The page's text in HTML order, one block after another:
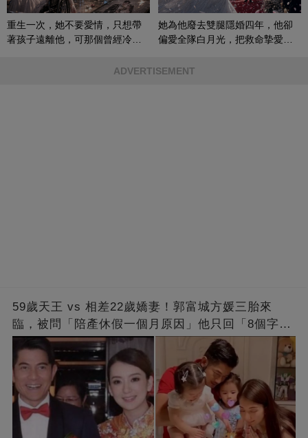
重生一次，她不要愛情，只想帶
著孩子遠離他，可那個曾經冷漠
她為他廢去雙腿隱婚四年，他卻
偏愛全隊白月光，把救命摯愛當
ADVERTISEMENT
59歲天王 vs 相差22歲嬌妻！郭富城方媛三胎來
臨，被問「陪產休假一個月原因」他只回「8個字」
被贊爆